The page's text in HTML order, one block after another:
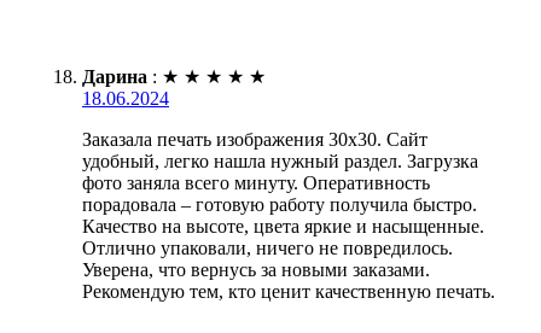
Дарина : ★ ★ ★ ★ ★
18.06.2024
Заказала печать изображения 30х30. Сайт
удобный, легко нашла нужный раздел. Загрузка
фото заняла всего минуту. Оперативность
порадовала – готовую работу получила быстро.
Качество на высоте, цвета яркие и насыщенные.
Отлично упаковали, ничего не повредилось.
Уверена, что вернусь за новыми заказами.
Рекомендую тем, кто ценит качественную печать.